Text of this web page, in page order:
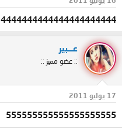
4444444444444444444444
عـــبير
:: عضو مميز ::
17 يوليو 2011
555555555555555555555